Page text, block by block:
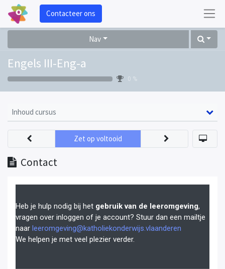
Contacteer ons
Nav
Engels III-Eng-a
0 %
Inhoud cursus
Contact
Zet op voltooid
Heb je hulp nodig bij het gebruik van de leeromgeving,
vragen over inloggen of je account? Stuur dan een mailtje
naar leeromgeving@katholiekonderwijs.vlaanderen
We helpen je met veel plezier verder.